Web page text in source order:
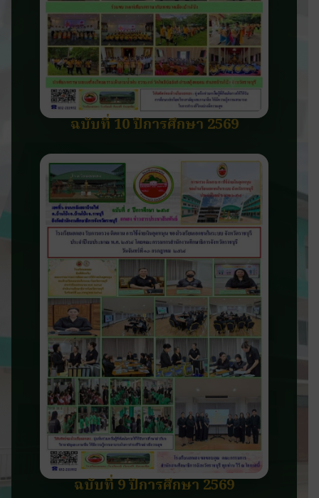
ฉบับที่ 10 ปีการศึกษา 2569
ฉบับที่ 9 ปีการศึกษา 2569